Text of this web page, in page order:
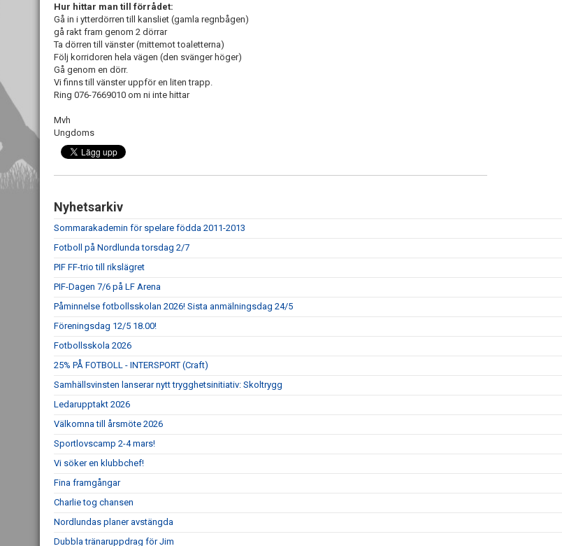
Hur hittar man till förrådet:
Gå in i ytterdörren till kansliet (gamla regnbågen)
gå rakt fram genom 2 dörrar
Ta dörren till vänster (mittemot toaletterna)
Följ korridoren hela vägen (den svänger höger)
Gå genom en dörr.
Vi finns till vänster uppför en liten trapp.
Ring 076-7669010 om ni inte hittar
Mvh
Ungdoms
Nyhetsarkiv
Sommarakademin för spelare födda 2011-2013
Fotboll på Nordlunda torsdag 2/7
PIF FF-trio till rikslägret
PIF-Dagen 7/6 på LF Arena
Påminnelse fotbollsskolan 2026! Sista anmälningsdag 24/5
Föreningsdag 12/5 18.00!
Fotbollsskola 2026
25% PÅ FOTBOLL - INTERSPORT (Craft)
Samhällsvinsten lanserar nytt trygghetsinitiativ: Skoltrygg
Ledarupptakt 2026
Välkomna till årsmöte 2026
Sportlovscamp 2-4 mars!
Vi söker en klubbchef!
Fina framgångar
Charlie tog chansen
Nordlundas planer avstängda
Dubbla tränaruppdrag för Jim